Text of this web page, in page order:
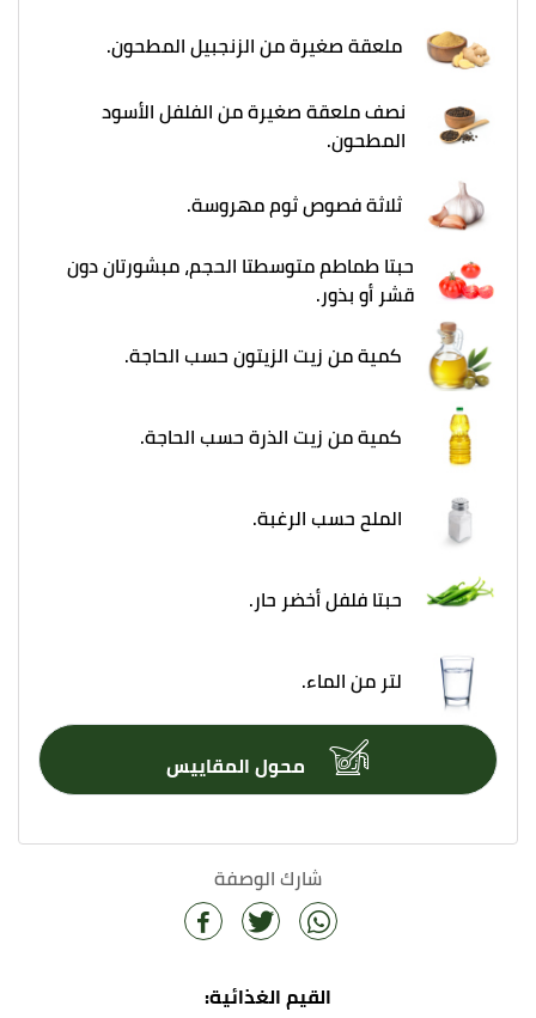
ملعقة صغيرة من الزنجبيل المطحون.
نصف ملعقة صغيرة من الفلفل الأسود
المطحون.
ثلاثة فصوص ثوم مهروسة.
حبتا طماطم متوسطتا الحجم، مبشورتان دون
قشر أو بذور.
كمية من زيت الزيتون حسب الحاجة.
كمية من زيت الذرة حسب الحاجة.
الملح حسب الرغبة.
حبتا فلفل أخضر حار.
لتر من الماء.
محول المقاييس
شارك الوصفة
القيم الغذائية: